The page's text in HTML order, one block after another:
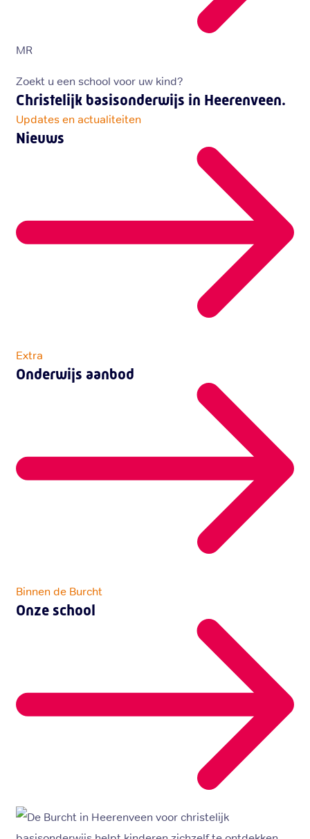
MR
Zoekt u een school voor uw kind?
Christelijk basisonderwijs in Heerenveen.
Updates en actualiteiten
Nieuws
Extra
Onderwijs aanbod
Binnen de Burcht
Onze school